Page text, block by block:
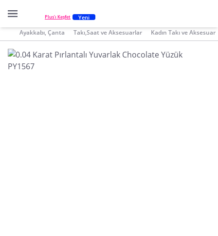
Plus'ı Keşfet Yeni
Ayakkabı, Çanta Takı,Saat ve Aksesuarlar Kadın Takı ve Aksesuar